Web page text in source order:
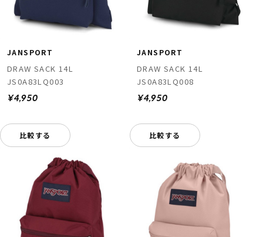
JANSPORT
DRAW SACK 14L
JS0A83LQ003
¥4,950
比較する
JANSPORT
DRAW SACK 14L
JS0A83LQ008
¥4,950
比較する